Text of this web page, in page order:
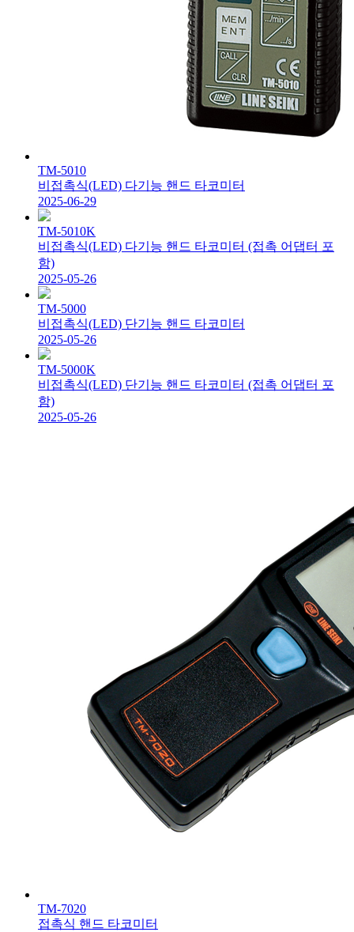
TM-5010
비접촉식(LED) 다기능 핸드 타코미터
2025-06-29
TM-5010K
비접촉식(LED) 다기능 핸드 타코미터 (접촉 어댑터 포
함)
2025-05-26
TM-5000
비접촉식(LED) 단기능 핸드 타코미터
2025-05-26
TM-5000K
비접촉식(LED) 단기능 핸드 타코미터 (접촉 어댑터 포
함)
2025-05-26
TM-7020
접촉식 핸드 타코미터